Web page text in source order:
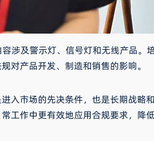
涉及警示灯、信号灯和无线产品
对产品开发、制造和销售的影响。
入市场的先决条件，也是长期战
工作中更有效地应用合规要求，降